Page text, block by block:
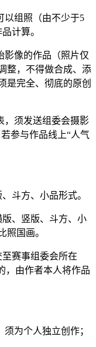
组照（由不少于5
计算。
像的作品（照片仅
整，不得做合成、添
是完全、彻底的原创
须发送组委会摄影
参与作品线上“人气
斗方、小品形式。
、竖版、斗方、小
照国画。
赛事组委会所在
，由作者本人将作品
为个人独立创作；